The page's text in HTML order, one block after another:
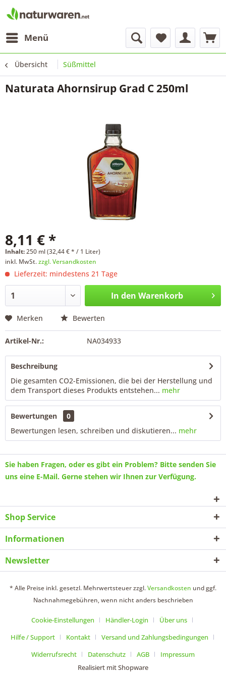
Menü
Übersicht Süßmittel
Naturata Ahornsirup Grad C 250ml
8,11 € *
Inhalt:250 ml (32,44 € * / 1 Liter)
inkl. MwSt.zzgl. Versandkosten
Lieferzeit: mindestens 21 Tage
In den Warenkorb
Merken Bewerten
Artikel-Nr.: NA034933
Beschreibung
Die gesamten CO2-Emissionen, die bei der Herstellung und
dem Transport dieses Produkts entstehen... mehr
Bewertungen
0
Bewertungen lesen, schreiben und diskutieren... mehr
Sie haben Fragen, oder es gibt ein Problem? Bitte senden Sie
uns eine E-Mail. Gerne stehen wir Ihnen zur Verfügung.
Shop Service
Informationen
Newsletter
* Alle Preise inkl. gesetzl. Mehrwertsteuer zzgl.Versandkosten und ggf.
Nachnahmegebühren, wenn nicht anders beschrieben
Cookie-Einstellungen Händler-Login
Über uns
Hilfe / Support
Kontakt
Versand und Zahlungsbedingungen
Widerrufsrecht
Datenschutz AGB
Impressum
Realisiert mit Shopware